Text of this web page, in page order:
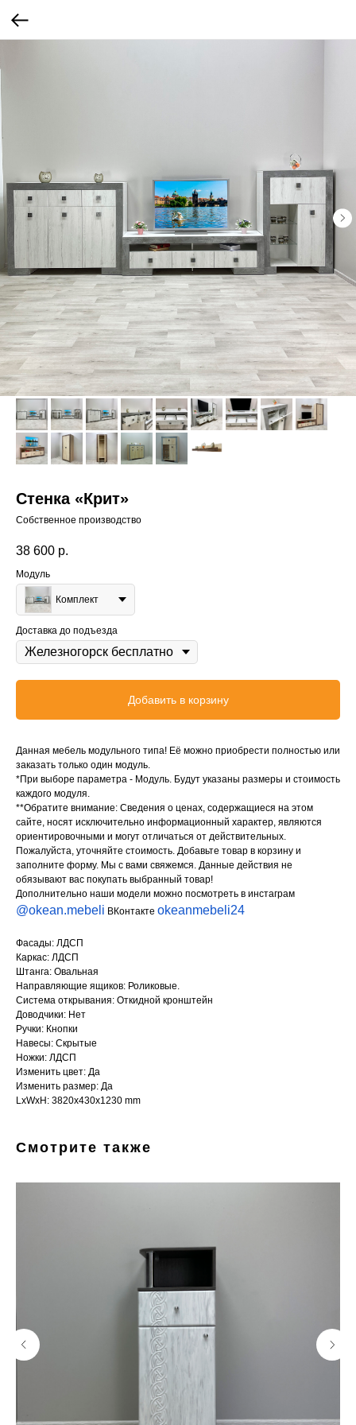
Стенка «Крит»
Собственное производство
38 600 р.
Модуль
Комплект
Доставка до подъезда
Добавить в корзину
Данная мебель модульного типа! Её можно приобрести полностью или
заказать только один модуль.
*При выборе параметра - Модуль. Будут указаны размеры и стоимость
каждого модуля.
**Обратите внимание: Сведения о ценах, содержащиеся на этом
сайте, носят исключительно информационный характер, являются
ориентировочными и могут отличаться от действительных.
Пожалуйста, уточняйте стоимость. Добавьте товар в корзину и
заполните форму. Мы с вами свяжемся. Данные действия не
обязывают вас покупать выбранный товар!
Дополнительно наши модели можно посмотреть в инстаграм
@okean.mebeli ВКонтакте okeanmebeli24
Фасады: ЛДСП
Каркас: ЛДСП
Штанга: Овальная
Направляющие ящиков: Роликовые.
Система открывания: Откидной кронштейн
Доводчики: Нет
Ручки: Кнопки
Навесы: Скрытые
Ножки: ЛДСП
Изменить цвет: Да
Изменить размер: Да
LxWxH: 3820x430x1230 mm
Смотрите также